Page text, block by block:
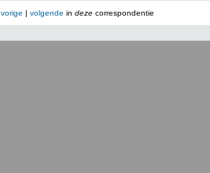
vorige | volgende in deze correspondentie